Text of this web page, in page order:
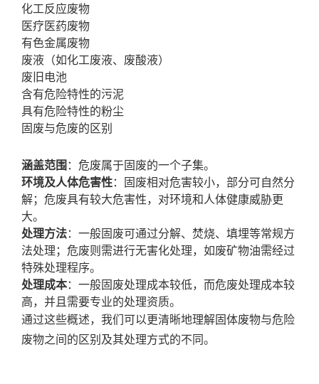
化工反应废物
医疗医药废物
有色金属废物
废液（如化工废液、废酸液）
废旧电池
含有危险特性的污泥
具有危险特性的粉尘
固废与危废的区别
涵盖范围：危废属于固废的一个子集。
环境及人体危害性：固废相对危害较小，部分可自然分
解；危废具有较大危害性，对环境和人体健康威胁更
大。
处理方法：一般固废可通过分解、焚烧、填埋等常规方
法处理；危废则需进行无害化处理，如废矿物油需经过
特殊处理程序。
处理成本：一般固废处理成本较低，而危废处理成本较
高，并且需要专业的处理资质。
通过这些概述，我们可以更清晰地理解固体废物与危险
废物之间的区别及其处理方式的不同。